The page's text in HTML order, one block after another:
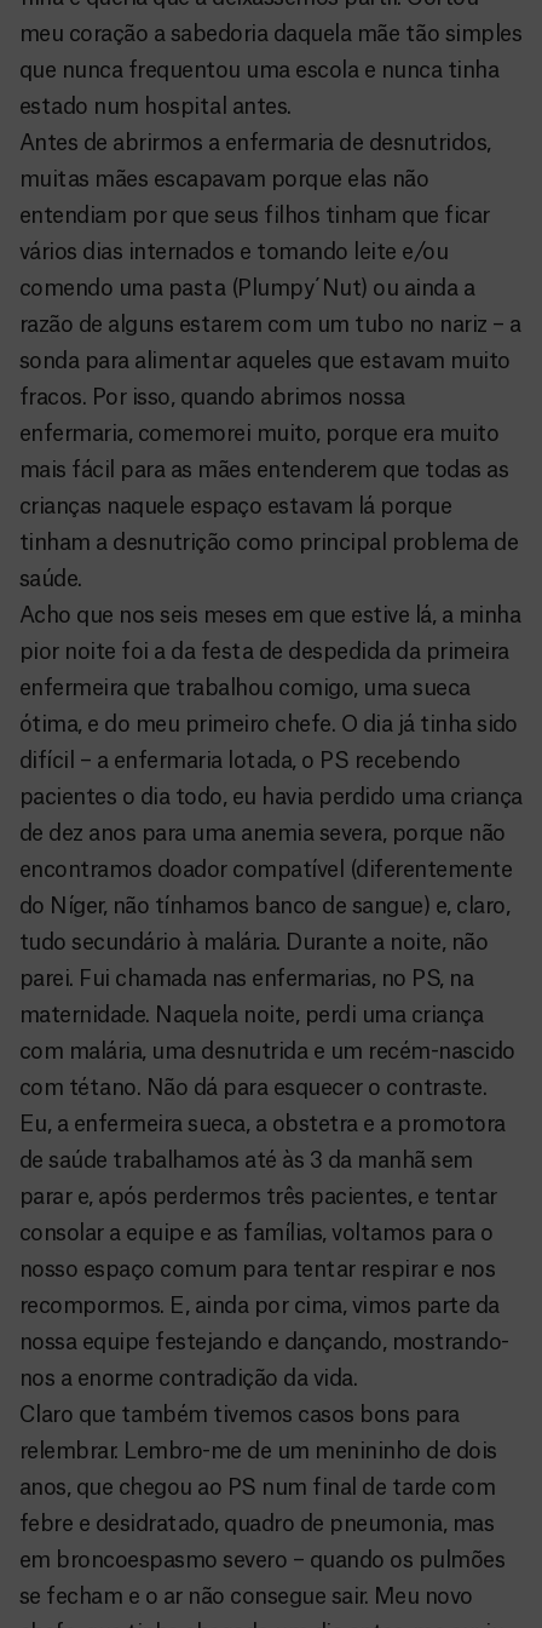
meu coração a sabedoria daquela mãe tão simples
que nunca frequentou uma escola e nunca tinha
estado num hospital antes.
Antes de abrirmos a enfermaria de desnutridos,
muitas mães escapavam porque elas não
entendiam por que seus filhos tinham que ficar
vários dias internados e tomando leite e/ou
comendo uma pasta (Plumpy´Nut) ou ainda a
razão de alguns estarem com um tubo no nariz – a
sonda para alimentar aqueles que estavam muito
fracos. Por isso, quando abrimos nossa
enfermaria, comemorei muito, porque era muito
mais fácil para as mães entenderem que todas as
crianças naquele espaço estavam lá porque
tinham a desnutrição como principal problema de
saúde.
Acho que nos seis meses em que estive lá, a minha
pior noite foi a da festa de despedida da primeira
enfermeira que trabalhou comigo, uma sueca
ótima, e do meu primeiro chefe. O dia já tinha sido
difícil – a enfermaria lotada, o PS recebendo
pacientes o dia todo, eu havia perdido uma criança
de dez anos para uma anemia severa, porque não
encontramos doador compatível (diferentemente
do Níger, não tínhamos banco de sangue) e, claro,
tudo secundário à malária. Durante a noite, não
parei. Fui chamada nas enfermarias, no PS, na
maternidade. Naquela noite, perdi uma criança
com malária, uma desnutrida e um recém-nascido
com tétano. Não dá para esquecer o contraste.
Eu, a enfermeira sueca, a obstetra e a promotora
de saúde trabalhamos até às 3 da manhã sem
parar e, após perdermos três pacientes, e tentar
consolar a equipe e as famílias, voltamos para o
nosso espaço comum para tentar respirar e nos
recompormos. E, ainda por cima, vimos parte da
nossa equipe festejando e dançando, mostrando-
nos a enorme contradição da vida.
Claro que também tivemos casos bons para
relembrar. Lembro-me de um menininho de dois
anos, que chegou ao PS num final de tarde com
febre e desidratado, quadro de pneumonia, mas
em broncoespasmo severo – quando os pulmões
se fecham e o ar não consegue sair. Meu novo